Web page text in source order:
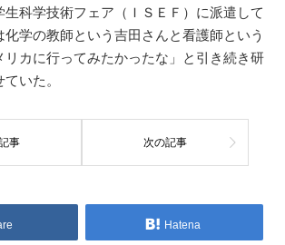
生科学技術フェア（ＩＳＥＦ）に派遣して
化学の教師という吉田さんと看護師という
リカに行ってみたかったな」と引き続き研
いた。
事 次の記事
Hatena